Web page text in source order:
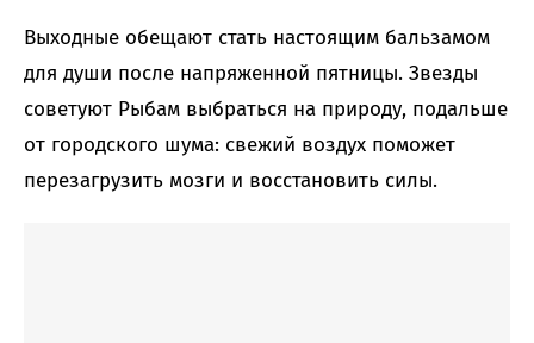
Выходные обещают стать настоящим бальзамом
для души после напряженной пятницы. Звезды
советуют Рыбам выбраться на природу, подальше
от городского шума: свежий воздух поможет
перезагрузить мозги и восстановить силы.